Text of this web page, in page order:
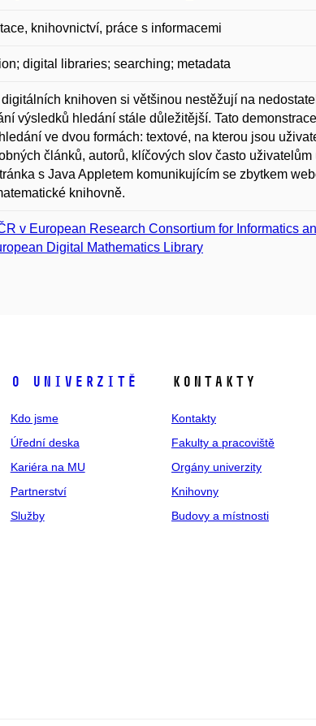
knihovnictví, práce s informacemi
digital libraries; searching; metadata
knihoven si většinou nestěžují na
výsledků hledání stále důležitější. Tato
ve dvou formách: textové, na kterou jsou
článků, autorů, klíčových slov často
s Java Appletem komunikujícím se zbytkem
knihovně.
v European Research Consortium for Informatics
Digital Mathematics Library
O univerzitě
Kdo jsme
Úřední deska
Kariéra na MU
Partnerství
Služby
Kontakty
Kontakty
Fakulty a pracoviště
Orgány univerzity
Knihovny
Budovy a místnosti